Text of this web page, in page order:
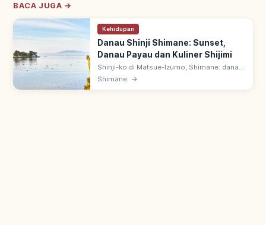
BACA JUGA →
Kehidupan
Danau Shinji Shimane: Sunset,
Danau Payau dan Kuliner Shijimi
Shinji-ko di Matsue-Izumo, Shimane: danau
payau 79 km² terbesar ke-7 Jepang.
Shimane →